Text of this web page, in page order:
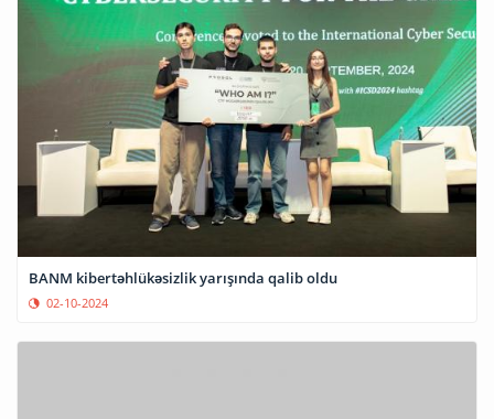
BANM kibertəhlükəsizlik yarışında qalib oldu
02-10-2024